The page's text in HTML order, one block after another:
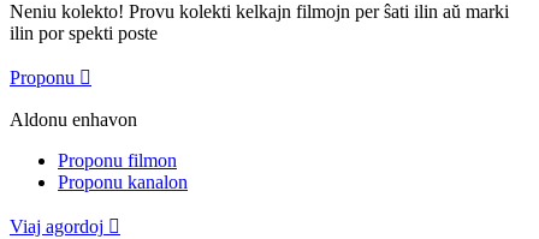
Neniu kolekto! Provu kolekti kelkajn filmojn per ŝati ilin aŭ marki
ilin por spekti poste
Proponu 
Aldonu enhavon
Proponu filmon
Proponu kanalon
Viaj agordoj 